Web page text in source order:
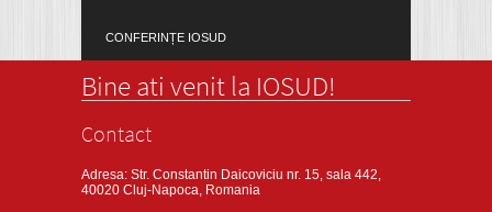
CONFERINȚE IOSUD
Bine ati venit la IOSUD!
Contact
Adresa: Str. Constantin Daicoviciu nr. 15, sala 442,
40020 Cluj-Napoca, Romania